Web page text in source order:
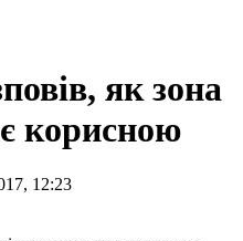
як зона
корисною
12:23